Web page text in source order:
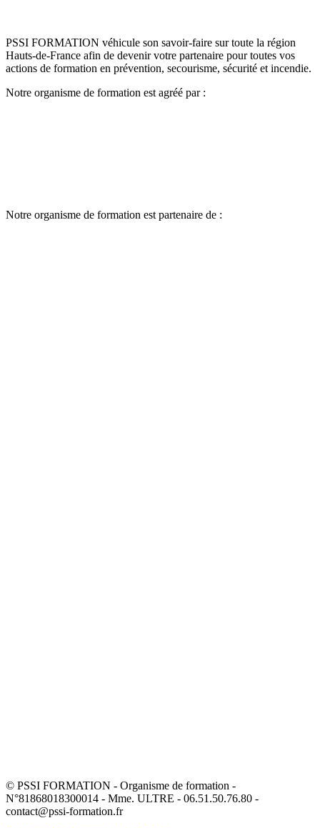
PSSI FORMATION véhicule son savoir-faire sur toute la région
Hauts-de-France afin de devenir votre partenaire pour toutes vos
actions de formation en prévention, secourisme, sécurité et incendie.
Notre organisme de formation est agréé par :
Notre organisme de formation est partenaire de :
© PSSI FORMATION - Organisme de formation -
N°81868018300014 - Mme. ULTRE - 06.51.50.76.80 -
contact@pssi-formation.fr